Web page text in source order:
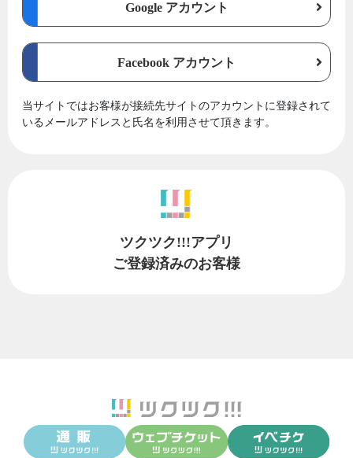
Google アカウント
Facebook アカウント
当サイトではお客様が接続先サイトのアカウントに登録されて
いるメールアドレスと氏名を利用させて頂きます。
ツクツク!!!アプリ
ご登録済みのお客様